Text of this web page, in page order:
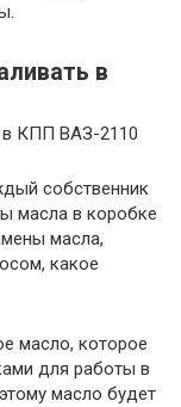
в
собственник
масла в коробке
масла,
какое
масло, которое
для работы в
масло будет